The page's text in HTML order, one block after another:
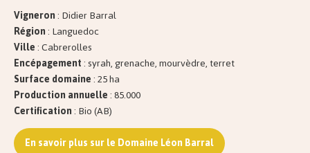
Vigneron: Didier Barral
Région: Languedoc
Ville: Cabrerolles
Encépagement: syrah, grenache, mourvèdre, terret
Surface domaine: 25 ha
Production annuelle: 85.000
Certification: Bio (AB)
En savoir plus sur le Domaine Léon Barral